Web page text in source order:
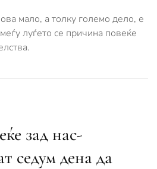
мало, а толку големо дело, е
луѓето се причина повеќе
зад нас-
седум дена да